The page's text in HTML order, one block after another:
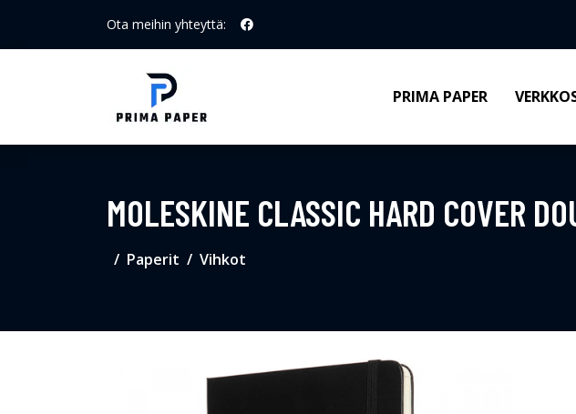
Ota meihin yhteyttä:
PRIMA PAPER
MOLESKINE CLASSIC HARD COVER
Paperit Vihkot